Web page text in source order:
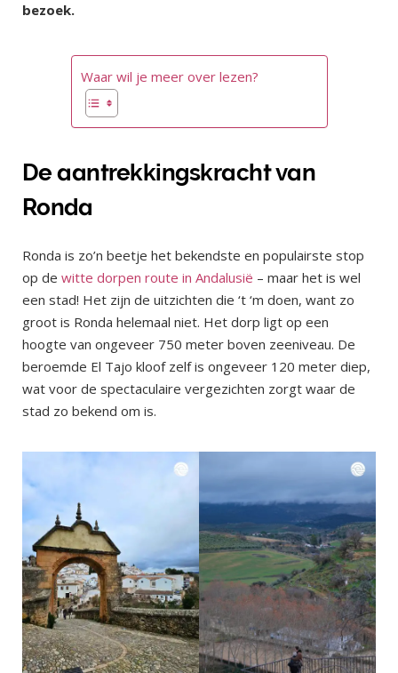
bezoek.
Waar wil je meer over lezen?
De aantrekkingskracht van
Ronda
Ronda is zo’n beetje het bekendste en populairste stop
op de witte dorpen route in Andalusië – maar het is wel
een stad! Het zijn de uitzichten die ‘t ‘m doen, want zo
groot is Ronda helemaal niet. Het dorp ligt op een
hoogte van ongeveer 750 meter boven zeeniveau. De
beroemde El Tajo kloof zelf is ongeveer 120 meter diep,
wat voor de spectaculaire vergezichten zorgt waar de
stad zo bekend om is.